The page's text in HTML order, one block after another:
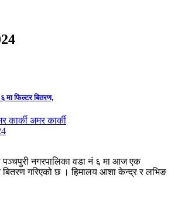
मा फिल्टर बितरण,
अमर कार्की
नगरपालिका वडा नं ६ मा आज एक
बितरण गरिएको छ । हिमालय आशा केन्द्र र लभिङ